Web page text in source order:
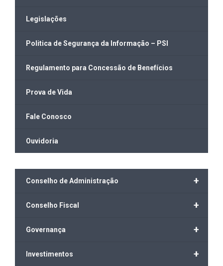
Legislações
Politica de Segurança da Informação – PSI
Regulamento para Concessão de Benefícios
Prova de Vida
Fale Conosco
Ouvidoria
+
Conselho de Administração
+
Conselho Fiscal
+
Governança
+
Investimentos